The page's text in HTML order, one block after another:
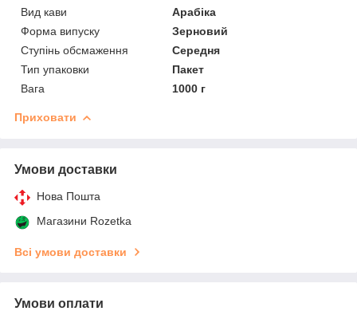
Вид кави
Арабіка
Форма випуску
Зерновий
Ступінь обсмаження
Середня
Тип упаковки
Пакет
Вага
1000 г
Приховати
Умови доставки
Нова Пошта
Магазини Rozetka
Всі умови доставки
Умови оплати